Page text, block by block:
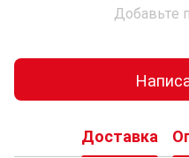
Добавьте
Доставка